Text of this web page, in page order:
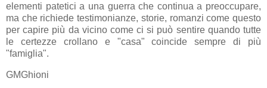
elementi patetici a una guerra che continua a preoccupare,
ma che richiede testimonianze, storie, romanzi come questo
per capire più da vicino come ci si può sentire quando tutte
le certezze crollano e "casa" coincide sempre di più
"famiglia".
GMGhioni